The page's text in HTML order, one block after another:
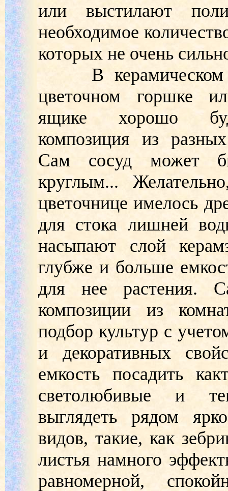
или выстилают
необходимое
которых не очень
В керамическом
цветочном горшке
ящике хорошо
композиция из
Сам сосуд может
круглым...
цветочнице имелось
для стока лишней
насыпают слой
глубже и больше
для нее растения.
композиции из
подбор культур с
и декоративных
емкость посадить
светолюбивые и
выглядеть рядом
видов, такие, как
листья намного
равномерной,